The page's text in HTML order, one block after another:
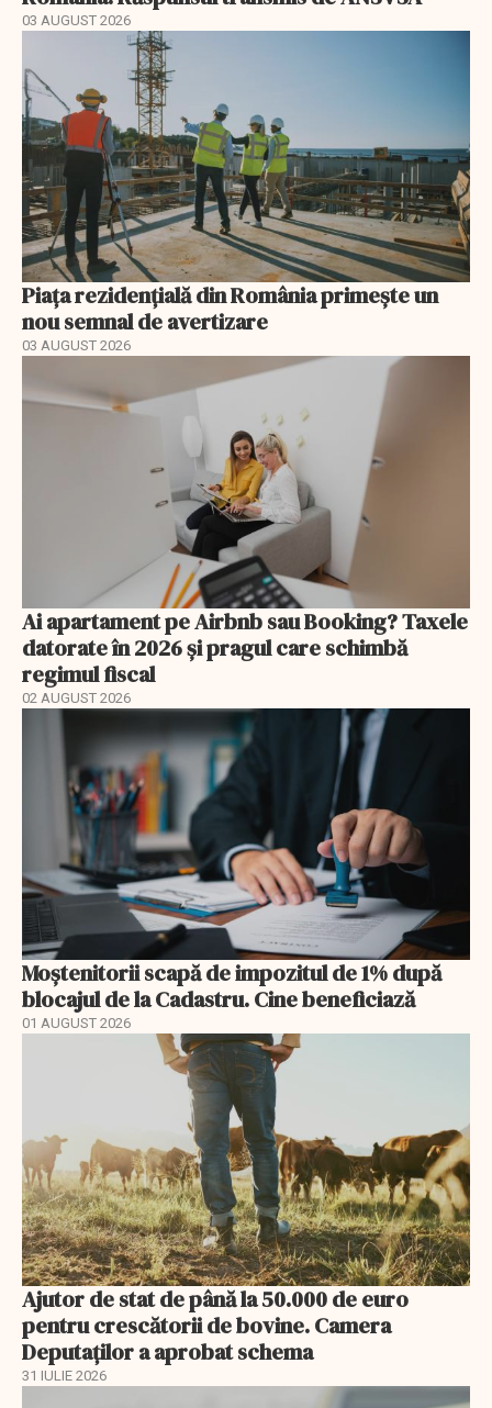
03 AUGUST 2026
Piața rezidențială din România primește un
nou semnal de avertizare
03 AUGUST 2026
Ai apartament pe Airbnb sau Booking? Taxele
datorate în 2026 și pragul care schimbă
regimul fiscal
02 AUGUST 2026
Moștenitorii scapă de impozitul de 1% după
blocajul de la Cadastru. Cine beneficiază
01 AUGUST 2026
Ajutor de stat de până la 50.000 de euro
pentru crescătorii de bovine. Camera
Deputaților a aprobat schema
31 IULIE 2026